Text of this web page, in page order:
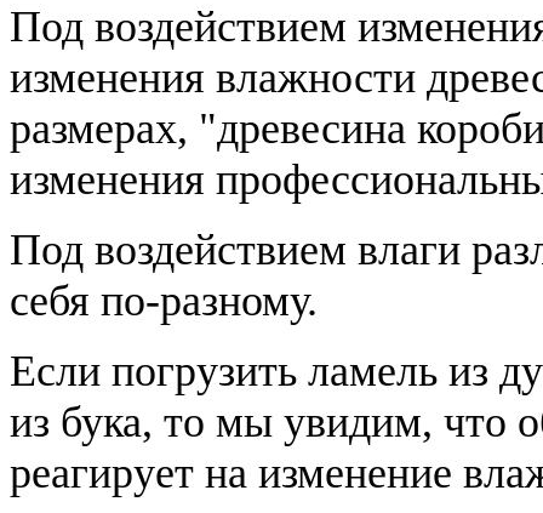
Под воздействием
изменения влажности
размерах, "древесина
изменения
Под воздействием влаги
себя по-разному.
Если погрузить ламель из
из бука, то мы увидим, что
реагирует на изменение